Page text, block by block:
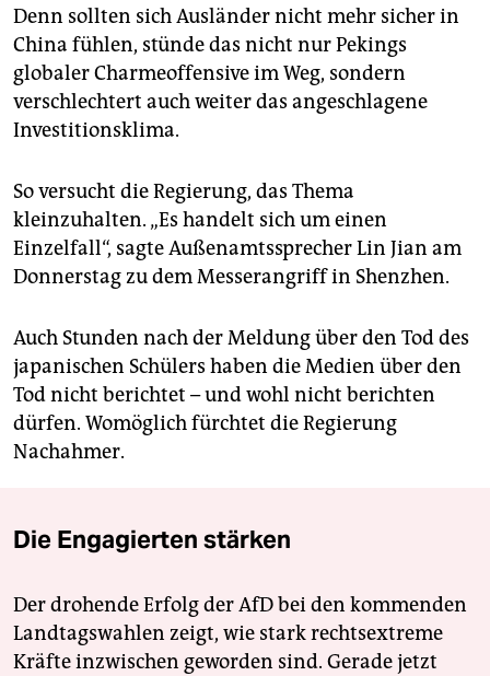
Denn sollten sich Ausländer nicht mehr sicher in
China fühlen, stünde das nicht nur Pekings
globaler Charme­offensive im Weg, sondern
verschlechtert auch weiter das angeschlagene
Investitionsklima.
So versucht die Regierung, das Thema
kleinzuhalten. „Es handelt sich um einen
Einzelfall“, sagte Außenamtssprecher Lin Jian am
Donnerstag zu dem Messerangriff in Shenzhen.
Auch Stunden nach der Meldung über den Tod des
japanischen Schülers haben die Medien über den
Tod nicht berichtet – und wohl nicht berichten
dürfen. Womöglich fürchtet die Regierung
Nachahmer.
Die Engagierten stärken
Der drohende Erfolg der AfD bei den kommenden
Landtagswahlen zeigt, wie stark rechtsextreme
Kräfte inzwischen geworden sind. Gerade jetzt